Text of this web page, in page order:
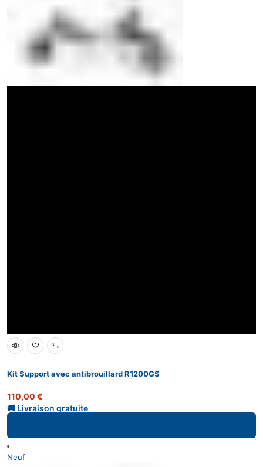
Kit Support avec antibrouillard R1200GS
110,00 €
Neuf